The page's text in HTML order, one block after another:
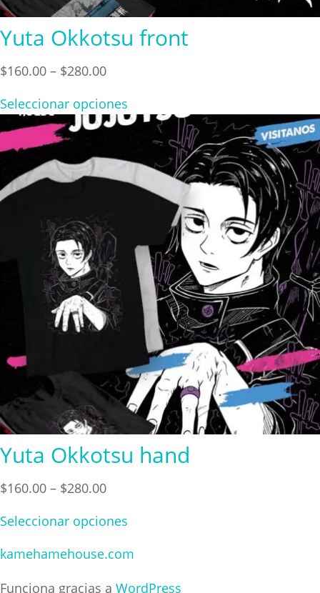
Yuta Okkotsu front
$160.00 – $280.00Price
$160.00
$280.00
Seleccionar opciones
Yuta Okkotsu hand
$160.00 – $280.00Price
$160.00
through
Seleccionar opciones
kamehamehouse.com
Funciona gracias a WordPress